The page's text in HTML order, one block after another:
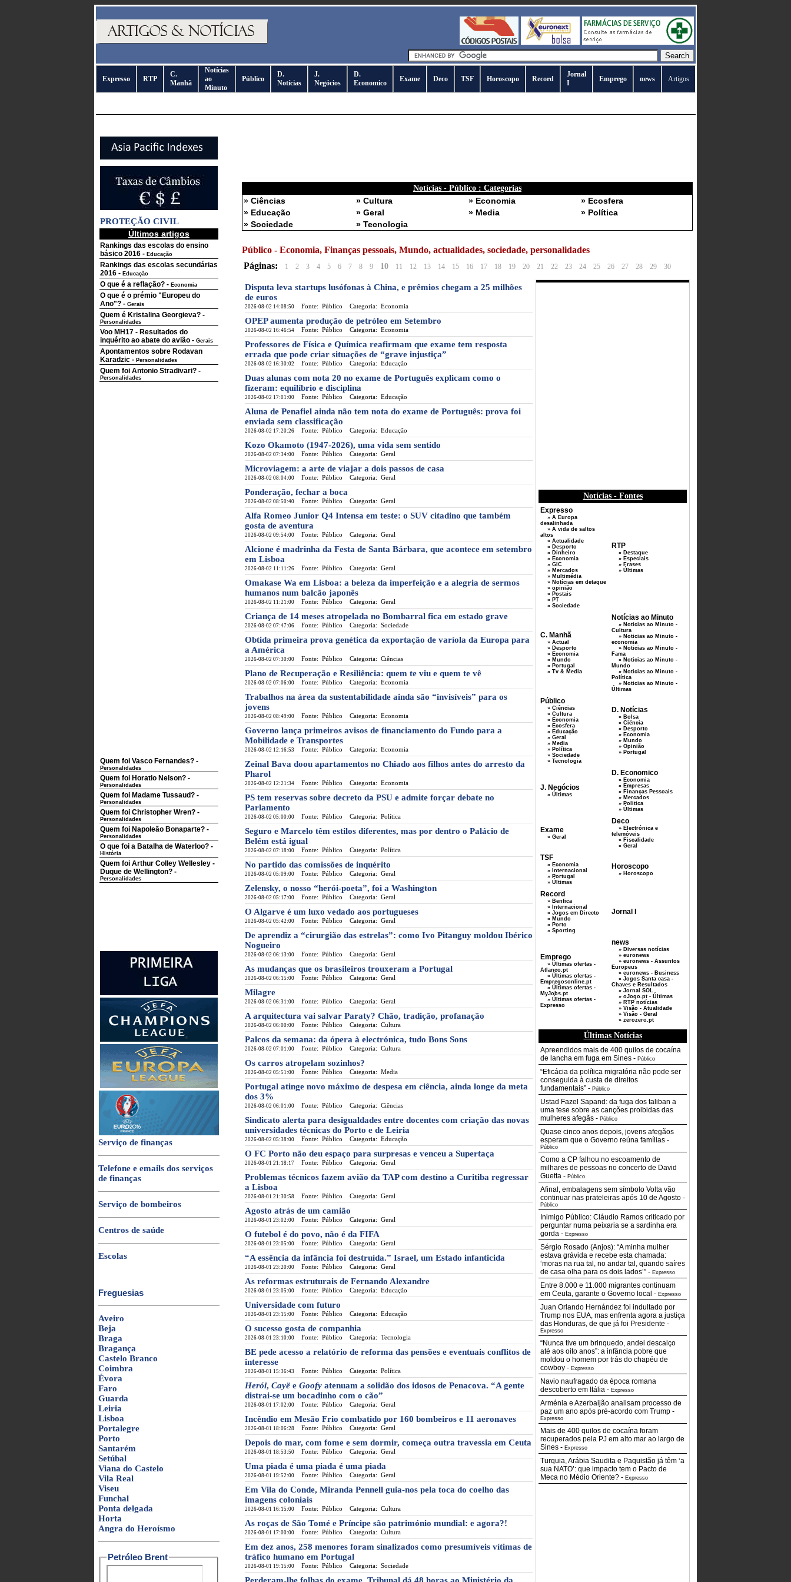
Expresso RTP
C.
Manhã
Notícias
ao
Minuto
Público
D.
Notícias
J.
Negócios
D.
Economico
Exame Deco TSF Horoscopo Record
Jornal
I
Emprego news Artigos
PROTEÇÃO CIVIL
Últimos artigos
Rankings das escolas do ensino
básico 2016 - Educação
Rankings das escolas secundárias
2016 - Educação
O que é a reflação? - Economia
O que é o prémio "Europeu do
Ano"? - Gerais
Quem é Kristalina Georgieva? -
Personalidades
Voo MH17 - Resultados do
inquérito ao abate do avião - Gerais
Apontamentos sobre Rodavan
Karadzic - Personalidades
Quem foi Antonio Stradivari? -
Personalidades
Quem foi Vasco Fernandes? -
Personalidades
Quem foi Horatio Nelson? -
Personalidades
Quem foi Madame Tussaud? -
Personalidades
Quem foi Christopher Wren? -
Personalidades
Quem foi Napoleão Bonaparte? -
Personalidades
O que foi a Batalha de Waterloo? -
História
Quem foi Arthur Colley Wellesley -
Duque de Wellington? -
Personalidades
Serviço de finanças
Telefone e emails dos serviços
de finanças
Serviço de bombeiros
Centros de saúde
Escolas
Freguesias
Aveiro
Beja
Braga
Bragança
Castelo Branco
Coimbra
Évora
Faro
Guarda
Leiria
Lisboa
Portalegre
Porto
Santarém
Setúbal
Viana do Castelo
Vila Real
Viseu
Funchal
Ponta delgada
Horta
Angra do Heroísmo
Petróleo Brent
Notícias - Público : Categorias
» Ciências » Cultura » Economia
» Ecosfera
» Educação
» Geral » Media
» Política
» Sociedade
» Tecnologia
Público - Economia, Finanças pessoais, Mundo, actualidades, sociedade, personalidades
Páginas:
1 2 3 4 5 6 7 8 9 10 11 12 13 14 15 16 17 18 19 20 21 22 23 24 25 26 27 28 29 30
Disputa leva startups lusófonas à China, e prêmios chegam a 25 milhões
de euros
2026-08-02 14:08:50 Fonte: Público Categoria: Economia
OPEP aumenta produção de petróleo em Setembro
2026-08-02 16:46:54 Fonte: Público Categoria: Economia
Professores de Física e Química reafirmam que exame tem resposta
errada que pode criar situações de “grave injustiça”
2026-08-02 16:30:02 Fonte: Público Categoria: Educação
Duas alunas com nota 20 no exame de Português explicam como o
fizeram: equilíbrio e disciplina
2026-08-02 17:01:00 Fonte: Público Categoria: Educação
Aluna de Penafiel ainda não tem nota do exame de Português: prova foi
enviada sem classificação
2026-08-02 17:20:26 Fonte: Público Categoria: Educação
Kozo Okamoto (1947-2026), uma vida sem sentido
2026-08-02 07:34:00 Fonte: Público Categoria: Geral
Microviagem: a arte de viajar a dois passos de casa
2026-08-02 08:04:00 Fonte: Público Categoria: Geral
Ponderação, fechar a boca
2026-08-02 08:50:40 Fonte: Público Categoria: Geral
Alfa Romeo Junior Q4 Intensa em teste: o SUV citadino que também
gosta de aventura
2026-08-02 09:54:00 Fonte: Público Categoria: Geral
Alcione é madrinha da Festa de Santa Bárbara, que acontece em setembro
em Lisboa
2026-08-02 11:11:26 Fonte: Público Categoria: Geral
Omakase Wa em Lisboa: a beleza da imperfeição e a alegria de sermos
humanos num balcão japonês
2026-08-02 11:21:00 Fonte: Público Categoria: Geral
Criança de 14 meses atropelada no Bombarral fica em estado grave
2026-08-02 07:47:06 Fonte: Público Categoria: Sociedade
Obtida primeira prova genética da exportação de varíola da Europa para
a América
2026-08-02 07:30:00 Fonte: Público Categoria: Ciências
Plano de Recuperação e Resiliência: quem te viu e quem te vê
2026-08-02 07:06:00 Fonte: Público Categoria: Economia
Trabalhos na área da sustentabilidade ainda são “invisíveis” para os
jovens
2026-08-02 08:49:00 Fonte: Público Categoria: Economia
Governo lança primeiros avisos de financiamento do Fundo para a
Mobilidade e Transportes
2026-08-02 12:16:53 Fonte: Público Categoria: Economia
Zeinal Bava doou apartamentos no Chiado aos filhos antes do arresto da
Pharol
2026-08-02 12:21:34 Fonte: Público Categoria: Economia
PS tem reservas sobre decreto da PSU e admite forçar debate no
Parlamento
2026-08-02 05:00:00 Fonte: Público Categoria: Política
Seguro e Marcelo têm estilos diferentes, mas por dentro o Palácio de
Belém está igual
2026-08-02 07:18:00 Fonte: Público Categoria: Política
No partido das comissões de inquérito
2026-08-02 05:09:00 Fonte: Público Categoria: Geral
Zelensky, o nosso “herói-poeta”, foi a Washington
2026-08-02 05:17:00 Fonte: Público Categoria: Geral
O Algarve é um luxo vedado aos portugueses
2026-08-02 05:42:00 Fonte: Público Categoria: Geral
De aprendiz a “cirurgião das estrelas”: como Ivo Pitanguy moldou Ibérico
Nogueiro
2026-08-02 06:13:00 Fonte: Público Categoria: Geral
As mudanças que os brasileiros trouxeram a Portugal
2026-08-02 06:15:00 Fonte: Público Categoria: Geral
Milagre
2026-08-02 06:31:00 Fonte: Público Categoria: Geral
A arquitectura vai salvar Paraty? Chão, tradição, profanação
2026-08-02 06:00:00 Fonte: Público Categoria: Cultura
Palcos da semana: da ópera à electrónica, tudo Bons Sons
2026-08-02 07:01:00 Fonte: Público Categoria: Cultura
Os carros atropelam sozinhos?
2026-08-02 05:51:00 Fonte: Público Categoria: Media
Portugal atinge novo máximo de despesa em ciência, ainda longe da meta
dos 3%
2026-08-02 06:01:00 Fonte: Público Categoria: Ciências
Sindicato alerta para desigualdades entre docentes com criação das novas
universidades técnicas do Porto e de Leiria
2026-08-02 05:38:00 Fonte: Público Categoria: Educação
O FC Porto não deu espaço para surpresas e venceu a Supertaça
2026-08-01 21:18:17 Fonte: Público Categoria: Geral
Problemas técnicos fazem avião da TAP com destino a Curitiba regressar
a Lisboa
2026-08-01 21:30:58 Fonte: Público Categoria: Geral
Agosto atrás de um camião
2026-08-01 23:02:00 Fonte: Público Categoria: Geral
O futebol é do povo, não é da FIFA
2026-08-01 23:05:00 Fonte: Público Categoria: Geral
“A essência da infância foi destruída.” Israel, um Estado infanticida
2026-08-01 23:20:00 Fonte: Público Categoria: Geral
As reformas estruturais de Fernando Alexandre
2026-08-01 23:05:00 Fonte: Público Categoria: Educação
Universidade com futuro
2026-08-01 23:15:00 Fonte: Público Categoria: Educação
O sucesso gosta de companhia
2026-08-01 23:10:00 Fonte: Público Categoria: Tecnologia
BE pede acesso a relatório de reforma das pensões e eventuais conflitos de
interesse
2026-08-01 15:36:43 Fonte: Público Categoria: Política
Herói, Cayë e Goofy atenuam a solidão dos idosos de Penacova. “A gente
distrai-se um bocadinho com o cão”
2026-08-01 17:02:00 Fonte: Público Categoria: Geral
Incêndio em Mesão Frio combatido por 160 bombeiros e 11 aeronaves
2026-08-01 18:06:28 Fonte: Público Categoria: Geral
Depois do mar, com fome e sem dormir, começa outra travessia em Ceuta
2026-08-01 18:53:50 Fonte: Público Categoria: Geral
Uma piada é uma piada é uma piada
2026-08-01 19:52:00 Fonte: Público Categoria: Geral
Em Vila do Conde, Miranda Pennell guia-nos pela toca do coelho das
imagens coloniais
2026-08-01 16:15:00 Fonte: Público Categoria: Cultura
As roças de São Tomé e Príncipe são património mundial: e agora?!
2026-08-01 17:00:00 Fonte: Público Categoria: Cultura
Em dez anos, 258 menores foram sinalizados como presumíveis vítimas de
tráfico humano em Portugal
2026-08-01 19:15:00 Fonte: Público Categoria: Sociedade
Notícias - Fontes
Expresso
» A Europa
desalinhada
» A vida de saltos
altos
» Actualidade
» Desporto
» Dinheiro
» Economia
» GIC
» Mercados
» Multimédia
» Notícias em detaque
» opinião
» Postais
» PT
» Sociedade
RTP
» Destaque
» Especiais
» Frases
» Últimas
C. Manhã
» Actual
» Desporto
» Economia
» Mundo
» Portugal
» Tv & Media
Notícias ao Minuto
» Noticias ao Minuto -
Cultura
» Noticias ao Minuto -
economia
» Noticias ao Minuto -
Fama
» Noticias ao Minuto -
Mundo
» Noticias ao Minuto -
Política
» Noticias ao Minuto -
Últimas
Público
» Ciências
» Cultura
» Economia
» Ecosfera
» Educação
» Geral
» Media
» Política
» Sociedade
» Tecnologia
D. Notícias
» Bolsa
» Ciência
» Desporto
» Economia
» Mundo
» Opinião
» Portugal
J. Negócios
» Últimas
D. Economico
» Economia
» Empresas
» Finanças Pessoais
» Mercados
» Politica
» Últimas
Exame
» Geral
Deco
» Electrónica e
telemóveis
» Fiscalidade
» Geral
TSF
» Economia
» Internacional
» Portugal
» Últimas
Horoscopo
» Horoscopo
Record
» Benfica
» Internacional
» Jogos em Directo
» Mundo
» Porto
» Sporting
Jornal I
Emprego
» Últimas ofertas -
Atlanco.pt
» Últimas ofertas -
Empregosonline.pt
» Últimas ofertas -
MyJobs.pt
» Últimas ofertas -
Expresso
news
» Diversas notícias
» euronews
» euronews - Assuntos
Europeus
» euronews - Business
» Jogos Santa casa -
Chaves e Resultados
» Jornal SOL
» oJogo.pt - Últimas
» RTP notícias
» Visão - Atualidade
» Visão - Geral
» zerozero.pt
Últimas Notícias
Apreendidos mais de 400 quilos de cocaína
de lancha em fuga em Sines - Público
“Eficácia da política migratória não pode ser
conseguida à custa de direitos
fundamentais” - Público
Ustad Fazel Sapand: da fuga dos taliban a
uma tese sobre as canções proibidas das
mulheres afegãs - Público
Quase cinco anos depois, jovens afegãos
esperam que o Governo reúna famílias -
Público
Como a CP falhou no escoamento de
milhares de pessoas no concerto de David
Guetta - Público
Afinal, embalagens sem símbolo Volta vão
continuar nas prateleiras após 10 de Agosto -
Público
Inimigo Público: Cláudio Ramos criticado por
perguntar numa peixaria se a sardinha era
gorda - Expresso
Sérgio Rosado (Anjos): “A minha mulher
estava grávida e recebe esta chamada:
‘moras na rua tal, no andar tal, quando saíres
de casa olha para os dois lados’” - Expresso
Entre 8.000 e 11.000 migrantes continuam
em Ceuta, garante o Governo local - Expresso
Juan Orlando Hernández foi indultado por
Trump nos EUA, mas enfrenta agora a justiça
das Honduras, de que já foi Presidente -
Expresso
“Nunca tive um brinquedo, andei descalço
até aos oito anos”: a infância pobre que
moldou o homem por trás do chapéu de
cowboy - Expresso
Navio naufragado da época romana
descoberto em Itália - Expresso
Arménia e Azerbaijão analisam processo de
paz um ano após pré-acordo com Trump -
Expresso
Mais de 400 quilos de cocaína foram
recuperados pela PJ em alto mar ao largo de
Sines - Expresso
Turquia, Arábia Saudita e Paquistão já têm ‘a
sua NATO’: que impacto tem o Pacto de
Meca no Médio Oriente? - Expresso